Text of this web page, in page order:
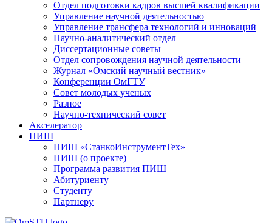
Отдел подготовки кадров высшей квалификации
Управление научной деятельностью
Управление трансфера технологий и инноваций
Научно-аналитический отдел
Диссертационные советы
Отдел сопровождения научной деятельности
Журнал «Омский научный вестник»
Конференции ОмГТУ
Совет молодых ученых
Разное
Научно-технический совет
Акселератор
ПИШ
ПИШ «СтанкоИнструментТех»
ПИШ (о проекте)
Программа развития ПИШ
Абитуриенту
Студенту
Партнеру